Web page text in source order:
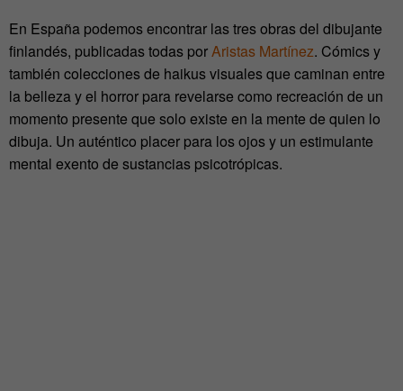
En España podemos encontrar las tres obras del dibujante
finlandés, publicadas todas porAristas Martínez. Cómics y
también colecciones de haikus visuales que caminan entre
la belleza y el horror para revelarse como recreación de un
momento presente que solo existe en la mente de quien lo
dibuja. Un auténtico placer para los ojos y un estimulante
mental exento de sustancias psicotrópicas.